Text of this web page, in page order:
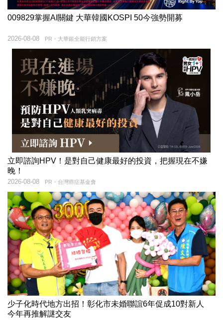
009829掌握AI關鍵 大華韓國KOSPI 50今強勢開募
PR・大華銀全能行銷方案
2026-08-08
立即諮詢HPV！是對自己健康最好的投資，把握現在不嫌
晚！
PR・台灣癌症基金會
2026-08-08
少子化時代地方出招！彰化市未婚聯誼6年促成10對新人
今年再推解謎交友